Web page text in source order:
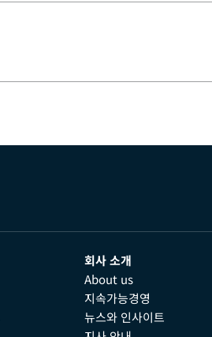
회사 소개
About us
지속가능경영
뉴스와 인사이트